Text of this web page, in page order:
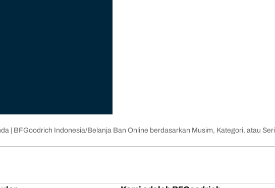
| BFGoodrich Indonesia Belanja Ban Online berdasarkan Musim, Kategori, atau Seri